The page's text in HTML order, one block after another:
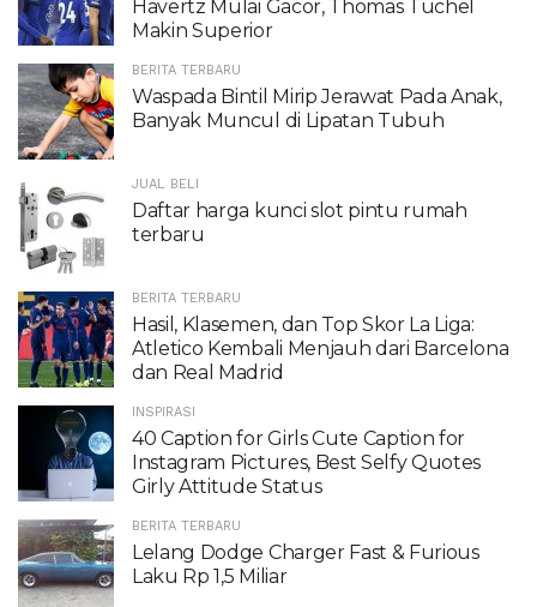
Havertz Mulai Gacor, Thomas Tuchel
Makin Superior
BERITA TERBARU
Waspada Bintil Mirip Jerawat Pada Anak,
Banyak Muncul di Lipatan Tubuh
JUAL BELI
Daftar harga kunci slot pintu rumah
terbaru
BERITA TERBARU
Hasil, Klasemen, dan Top Skor La Liga:
Atletico Kembali Menjauh dari Barcelona
dan Real Madrid
INSPIRASI
40 Caption for Girls Cute Caption for
Instagram Pictures, Best Selfy Quotes
Girly Attitude Status
BERITA TERBARU
Lelang Dodge Charger Fast & Furious
Laku Rp 1,5 Miliar